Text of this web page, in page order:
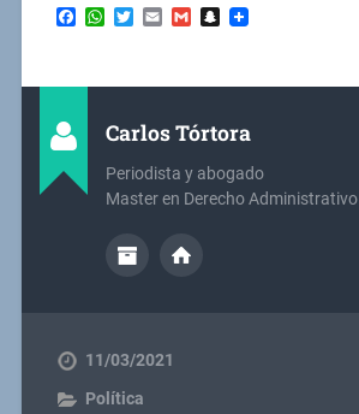
Facebook
WhatsApp
Twitter
EmailGmailSnapchat
Carlos Tórtora
Periodista y abogado
Master en Derecho Administrativo
11/03/2021
Política